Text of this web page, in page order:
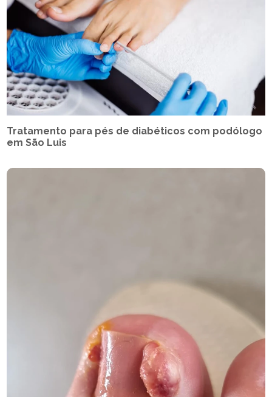
Tratamento para pés de diabéticos com podólogo
em São Luis